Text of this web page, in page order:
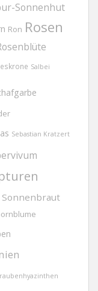
Sonnenhut
Ron Rosen
Salbei
Sebastian Kratzert
Sonnenbraut